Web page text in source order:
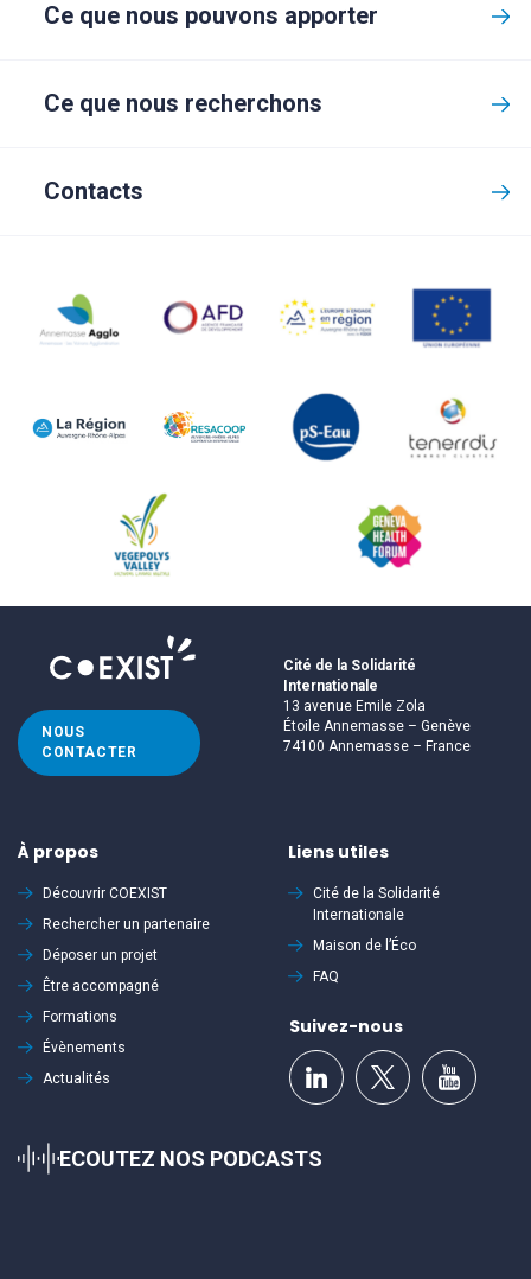
Ce que nous pouvons apporter
Ce que nous recherchons
Contacts
NOUS
CONTACTER
Cité de la Solidarité
Internationale
13 avenue Emile Zola
Étoile Annemasse – Genève
74100 Annemasse – France
À propos
Découvrir COEXIST
Rechercher un partenaire
Déposer un projet
Être accompagné
Formations
Évènements
Actualités
Liens utiles
Cité de la Solidarité
Internationale
Maison de l’Éco
FAQ
Suivez-nous
ECOUTEZ NOS PODCASTS